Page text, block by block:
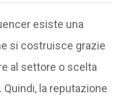
esiste una
si costruisce grazie
al settore o scelta
la reputazione